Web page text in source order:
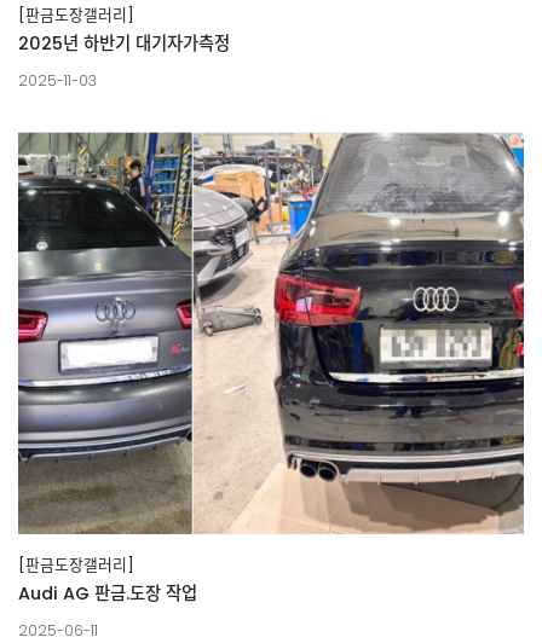
[판금도장갤러리]
2025년 하반기 대기자가측정
2025-11-03
[판금도장갤러리]
Audi AG 판금.도장 작업
2025-06-11